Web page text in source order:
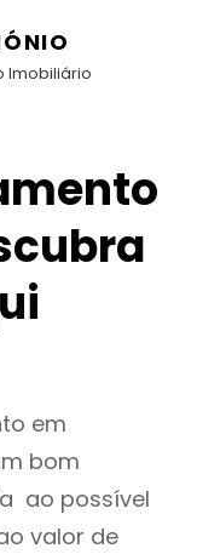
Imobiliário
em
bom
ao possível
valor de